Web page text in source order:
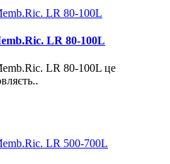
LR 80-100L
LR 80-100L це